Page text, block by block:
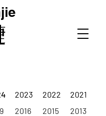
2023 2022
2021
2016 2015 2013